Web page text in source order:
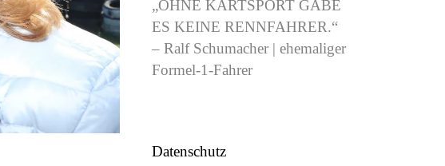
„OHNE KARTSPORT GÄBE
ES KEINE RENNFAHRER.“
– Ralf Schumacher | ehemaliger
Formel-1-Fahrer
Datenschutz